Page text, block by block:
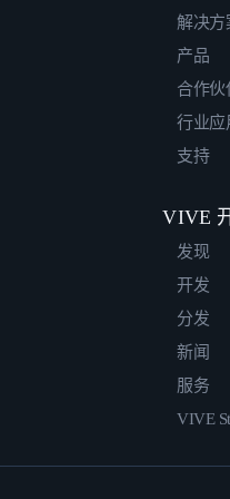
解决方
产品
合作伙
行业应
支持
VIVE
发现
开发
分发
新闻
服务
VIVE